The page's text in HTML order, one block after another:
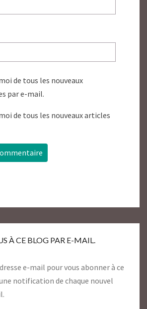
de tous les nouveaux
par e-mail.
de tous les nouveaux articles
À CE BLOG PAR E-MAIL.
e-mail pour vous abonner à ce
notification de chaque nouvel